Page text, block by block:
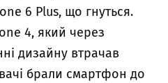
6 Plus, що гнуться.
4, який через
дизайну втрачав
брали смартфон до